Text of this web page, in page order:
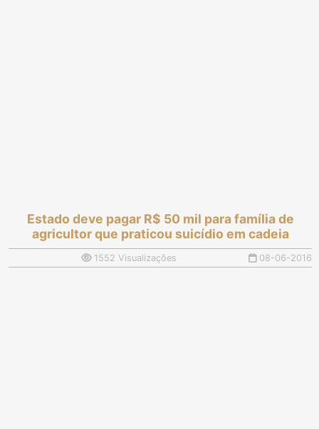
Estado deve pagar R$ 50 mil para família de
agricultor que praticou suicídio em cadeia
1552 Visualizações 08-06-2016